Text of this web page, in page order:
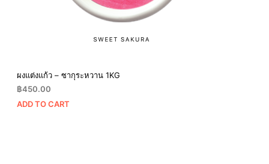
ผงแต่งแก้ว – ซากุระหวาน 1KG
฿450.00
ADD TO CART